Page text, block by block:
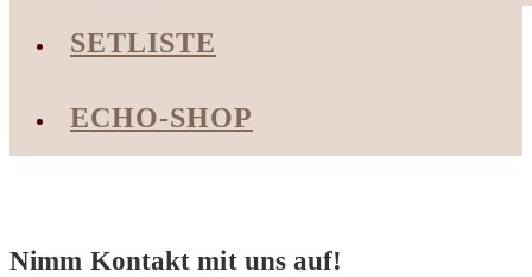
SETLISTE
ECHO-SHOP
Nimm Kontakt mit uns auf!